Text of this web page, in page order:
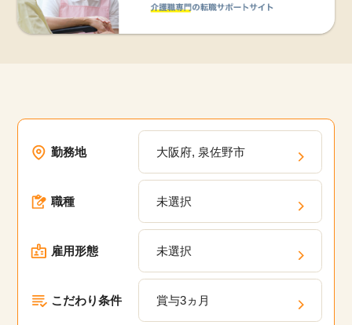
勤務地 大阪府, 泉佐野市
職種 未選択
雇用形態 未選択
こだわり条件 賞与3ヵ月